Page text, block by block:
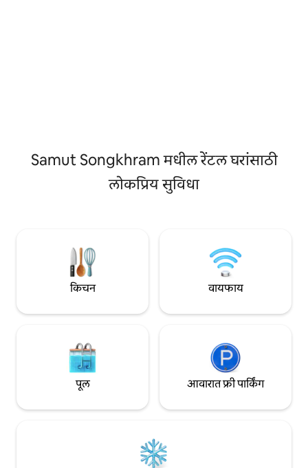
Samut Songkhram मधील रेंटल घरांसाठी
लोकप्रिय सुविधा
किचन वायफाय
पूल आवारात फ्री पार्किंग